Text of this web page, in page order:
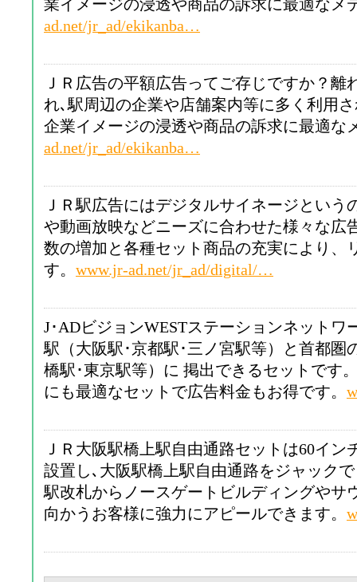
業イメージの浸透や商品の訴求に最適なメ
ad.net/jr_ad/ekikanba…
ＪＲ広告の平額広告ってご存じですか？離
れ､駅周辺の企業や店舗案内等に多く利用
企業イメージの浸透や商品の訴求に最適な
ad.net/jr_ad/ekikanba…
ＪＲ駅広告にはデジタルサイネージという
や動画放映などニーズに合わせた様々な広
数の増加と各種セット商品の充実により、
す。 www.jr-ad.net/jr_ad/digital/…
J･ADビジョンWESTステーションネットワ
駅（大阪駅･京都駅･三ノ宮駅等）と首都圏
橋駅･東京駅等）に 掲出できるセットです
にも最適なセットで広告料金もお得です。
ＪＲ大阪駅橋上駅自由通路セットは60イン
設置し､大阪駅橋上駅自由通路をジャック
駅改札からノースゲートビルディングやサ
向かうお客様に強力にアピールできます。